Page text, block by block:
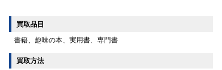
買取品目
書籍、趣味の本、実用書、専門書
買取方法